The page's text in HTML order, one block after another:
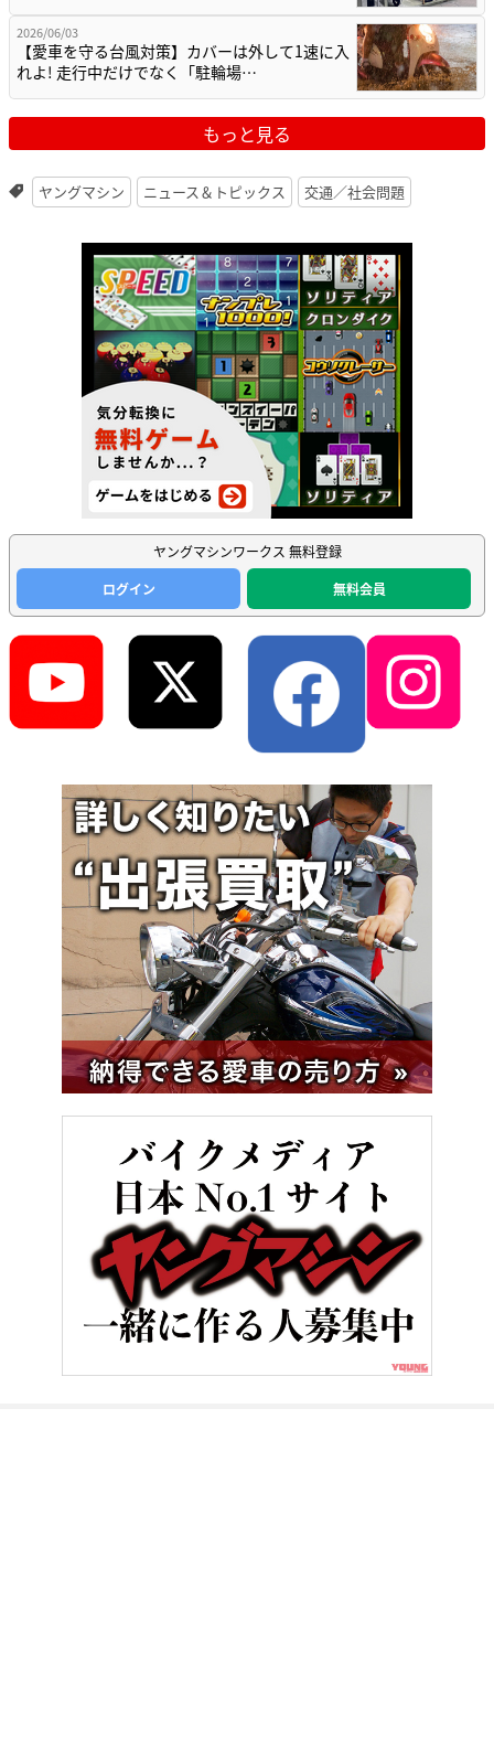
2026/06/03
【愛車を守る台風対策】カバーは外して1速に入
れよ! 走行中だけでなく「駐輪場…
もっと見る
ヤングマシン ニュース＆トピックス 交通／社会問題
ヤングマシンワークス 無料登録
ログイン
無料会員